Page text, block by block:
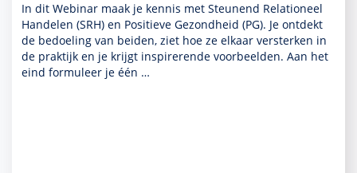
In dit Webinar maak je kennis met Steunend Relationeel
Han­delen (SRH) en Positieve Gezondheid (PG). Je ontdekt
de bedoeling van beiden, ziet hoe ze elkaar versterken in
de prak­tijk en je krijgt inspirerende voor­beelden. Aan het
eind formuleer je één …